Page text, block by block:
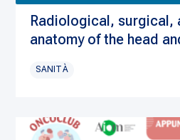
Radiological, surgical,
anatomy of the head
SANITÀ